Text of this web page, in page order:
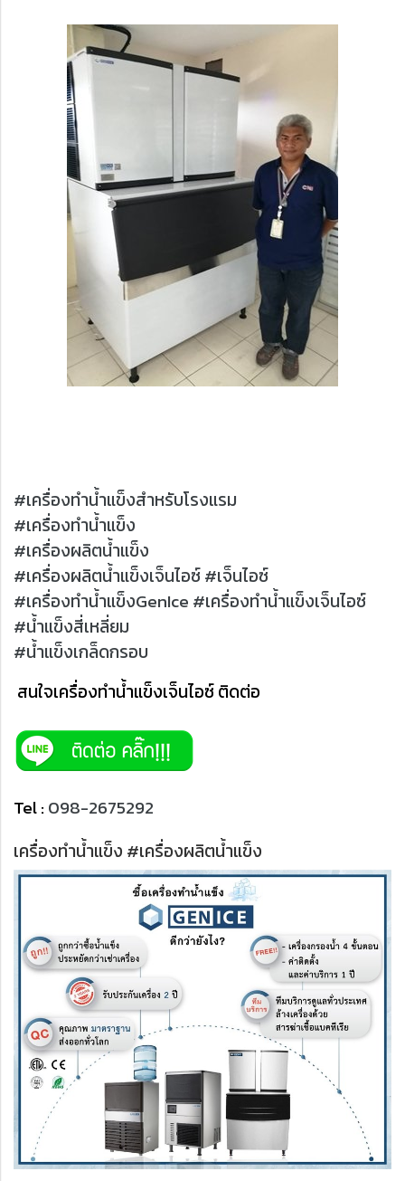
#เครื่องทำน้ำแข็งสำหรับโรงแรม
#เครื่องทำน้ำแข็ง
#เครื่องผลิตน้ำแข็ง
#เครื่องผลิตน้ำแข็งเจ็นไอซ์#เจ็นไอซ์
#เครื่องทำน้ำแข็งGenIce #เครื่องทำน้ำแข็งเจ็นไอซ์
#น้ำแข็งสี่เหลี่ยม
#น้ำแข็งเกล็ดกรอบ
สนใจเครื่องทำน้ำแข็งเจ็นไอซ์ ติดต่อ
Tel :098-2675292
เครื่องทำน้ำแข็ง #เครื่องผลิตน้ำแข็ง